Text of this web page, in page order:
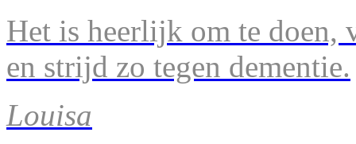
Het is heerlijk om te doen,
en strijd zo tegen dementie.
Louisa